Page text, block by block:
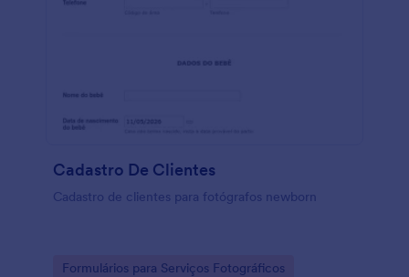
Cadastro De Clientes
Cadastro de clientes para fotógrafos newborn
Go to Category:
Formulários para Serviços Fotográficos